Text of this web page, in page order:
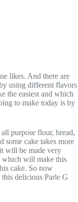
likes. And there are
using different flavors
the easiest and which
to make today is by
purpose flour, bread,
some cake takes more
will be made very
which will make this
cake. So now
delicious Parle G